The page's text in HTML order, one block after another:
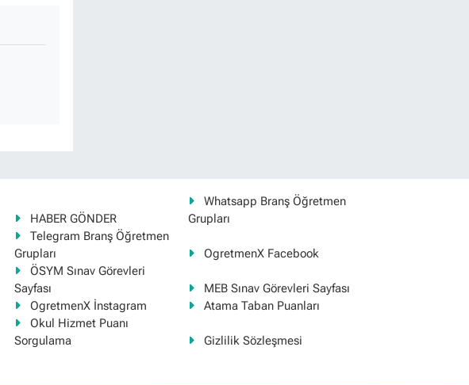
HABER GÖNDER
Whatsapp Branş Öğretmen
Grupları
Telegram Branş Öğretmen
Grupları
OgretmenX Facebook
ÖSYM Sınav Görevleri
Sayfası
MEB Sınav Görevleri Sayfası
OgretmenX İnstagram
Atama Taban Puanları
Okul Hizmet Puanı
Sorgulama
Gizlilik Sözleşmesi